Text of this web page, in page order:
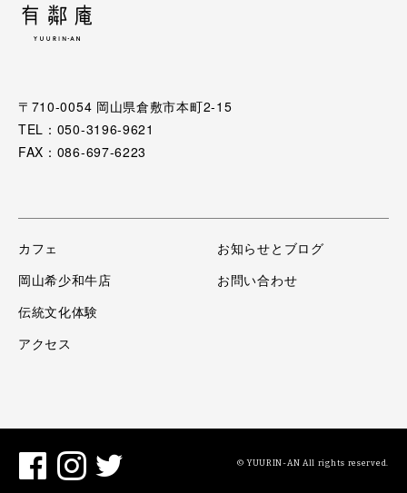
〒710-0054 岡山県倉敷市本町2-15
TEL：050-3196-9621
FAX：086-697-6223
カフェ
岡山希少和牛店
伝統文化体験
アクセス
お知らせとブログ
お問い合わせ
© YUURIN-AN All rights reserved.